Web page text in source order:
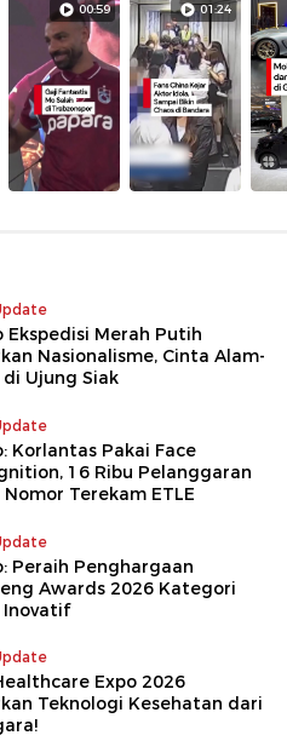
00:59 01:24
Ekspedisi Merah Putih
Nasionalisme, Cinta Alam-
di Ujung Siak
Korlantas Pakai Face
16 Ribu Pelanggaran
Terekam ETLE
Peraih Penghargaan
Awards 2026 Kategori
Inovatif
Expo 2026
Teknologi Kesehatan dari